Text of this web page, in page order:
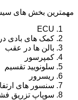
مهمترین بخش های
ECU
کمک های بادی
بالن ها در عقب
کمپرسور
سلونویید تقسیم
ریسرور
سنسور های
سوپاپ تزریق